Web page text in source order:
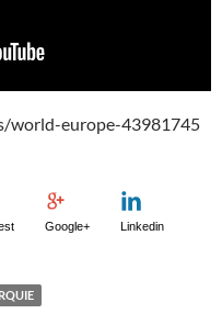
world-europe-43981745
Google+ Linkedin